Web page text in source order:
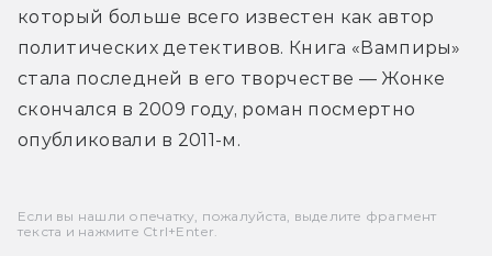
который больше всего известен как автор
политических детективов. Книга «Вампиры»
стала последней в его творчестве — Жонке
скончался в 2009 году, роман посмертно
опубликовали в 2011-м.
Если вы нашли опечатку, пожалуйста, выделите фрагмент
текста и нажмите Ctrl+Enter.